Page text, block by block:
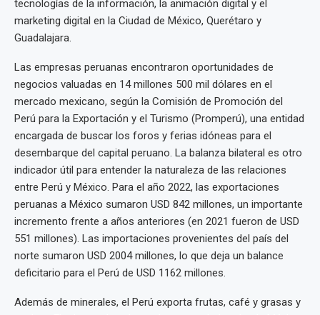
tecnologías de la información, la animación digital y el
marketing digital en la Ciudad de México, Querétaro y
Guadalajara.
Las empresas peruanas encontraron oportunidades de
negocios valuadas en 14 millones 500 mil dólares en el
mercado mexicano, según la Comisión de Promoción del
Perú para la Exportación y el Turismo (Promperú), una entidad
encargada de buscar los foros y ferias idóneas para el
desembarque del capital peruano. La balanza bilateral es otro
indicador útil para entender la naturaleza de las relaciones
entre Perú y México. Para el año 2022, las exportaciones
peruanas a México sumaron USD 842 millones, un importante
incremento frente a años anteriores (en 2021 fueron de USD
551 millones). Las importaciones provenientes del país del
norte sumaron USD 2004 millones, lo que deja un balance
deficitario para el Perú de USD 1162 millones.
Además de minerales, el Perú exporta frutas, café y grasas y